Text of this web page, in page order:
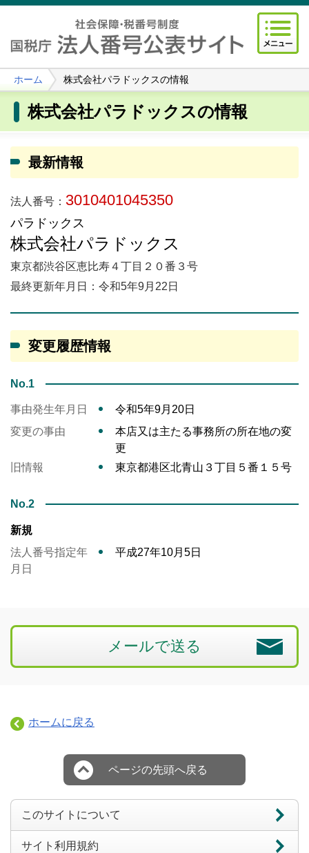
ホーム 株式会社パラドックスの情報
株式会社パラドックスの情報
最新情報
法人番号： 3010401045350
パラドックス
株式会社パラドックス
東京都渋谷区恵比寿４丁目２０番３号
最終更新年月日：令和5年9月22日
変更履歴情報
No.1
事由発生年月日
令和5年9月20日
変更の事由
本店又は主たる事務所の所在地の変
更
旧情報
東京都港区北青山３丁目５番１５号
No.2
新規
法人番号指定年
月日
平成27年10月5日
メールで送る
ホームに戻る
ページの先頭へ戻る
このサイトについて
サイト利用規約